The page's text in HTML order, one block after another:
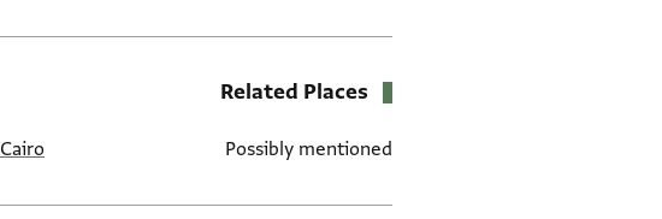
Related Places
Possibly mentioned
Cairo